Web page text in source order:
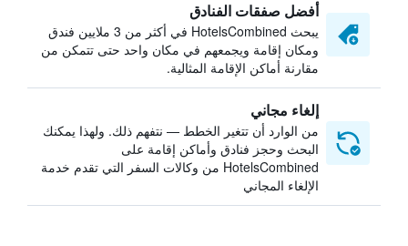
أفضل صفقات الفنادق
يبحث HotelsCombined في أكثر من 3 ملايين فندق
ومكان إقامة ويجمعهم في مكان واحد حتى تتمكن من
مقارنة أماكن الإقامة المثالية.
إلغاء مجاني
من الوارد أن تتغير الخطط — نتفهم ذلك. ولهذا يمكنك
البحث وحجز فنادق وأماكن إقامة على
HotelsCombined من وكالات السفر التي تقدم خدمة
الإلغاء المجاني